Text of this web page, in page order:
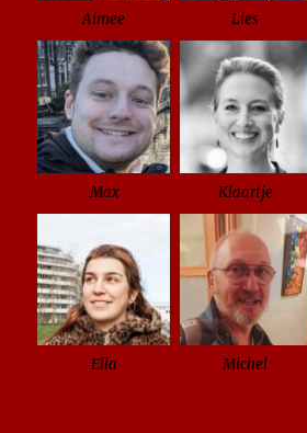
Aimee Lies
Max Klaartje
Ella Michel